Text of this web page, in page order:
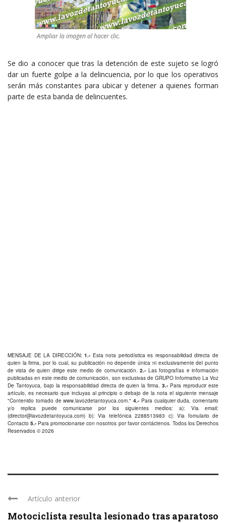
Ampliar la imagen al hacer clic.
Se dio a conocer que tras la detención de este sujeto se logró
dar un fuerte golpe a la delincuencia, por lo que los operativos
serán más constantes para ubicar y detener a quienes forman
parte de esta banda de delincuentes.
MENSAJE DE LA DIRECCIÓN:1.- Esta nota periodística es responsabilidad directa de
quien la firma, por lo cual, su publicación no depende única ni exclusivamente del punto
de vista de quien dirige este medio de comunicación.2.- Las fotografías e información
publicadas en este medio de comunicación, son exclusivas de GRUPO Informativo La Voz
De Tantoyuca, bajo la responsabilidad directa de quien la firma.3.- Para reproducir este
artículo, es necesario que incluyas al principio o debajo de la nota el siguiente mensaje
"Contenido tomado dewww.lavozdetantoyuca.com." 4.- Para cualquier duda, comentario
y/o replica puede comunicarse por los siguientes medios: a): Via email:
(director@lavozdetantoyuca.com) b): Via telefónica 2288513983 c): Via fomulario de
Contacto 5.- Para promocionarse con nosotros por favorcontáctenos. Todos los Derechos
Reservados © 2026
Artículo anterior
Motociclista resulta lesionado tras aparatoso